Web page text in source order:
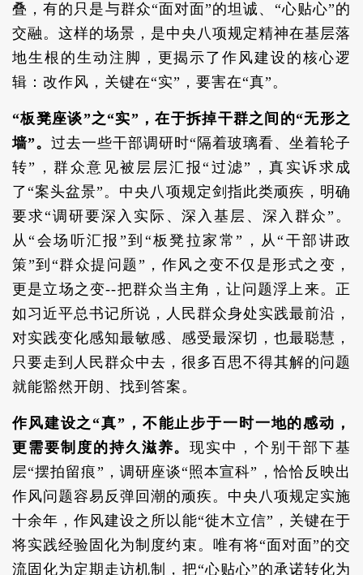
叠，有的只是与群众“面对面”的坦诚、“心贴心”的
交融。这样的场景，是中央八项规定精神在基层落
地生根的生动注脚，更揭示了作风建设的核心逻
辑：改作风，关键在“实”，要害在“真”。
“板凳座谈”之“实”，在于拆掉干群之间的“无形之
墙”。 过去一些干部调研时“隔着玻璃看、坐着轮子
转”，群众意见被层层汇报“过滤”，真实诉求成
了“案头盆景”。中央八项规定剑指此类顽疾，明确
要求“调研要深入实际、深入基层、深入群众”。
从“会场听汇报”到“板凳拉家常”，从“干部讲政
策”到“群众提问题”，作风之变不仅是形式之变，
更是立场之变--把群众当主角，让问题浮上来。正
如习近平总书记所说，人民群众身处实践最前沿，
对实践变化感知最敏感、感受最深切，也最聪慧，
只要走到人民群众中去，很多百思不得其解的问题
就能豁然开朗、找到答案。
作风建设之“真”，不能止步于一时一地的感动，
更需要制度的持久滋养。现实中，个别干部下基
层“摆拍留痕”，调研座谈“照本宣科”，恰恰反映出
作风问题容易反弹回潮的顽疾。中央八项规定实施
十余年，作风建设之所以能“徙木立信”，关键在于
将实践经验固化为制度约束。唯有将“面对面”的交
流固化为定期走访机制，把“心贴心”的承诺转化为